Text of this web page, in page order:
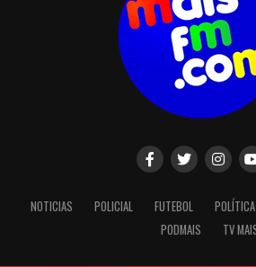
NOTICIAS POLICIAL FUTEBOL POLÍTICA
PODMAIS
TV